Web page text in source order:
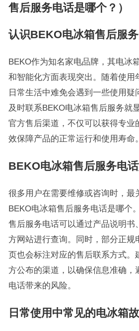
售后服务电话是哪个？）
认识BEKO电冰箱售后服
BEKO作为知名家电品牌，其电冰
和智能化方面表现突出。随着使用
日常生活中难免会遇到一些使用疑
及时联系BEKO电冰箱售后服务就
官方售后渠道，不仅可以获得专业
效保障产品的正常运行和使用寿命。
BEKO电冰箱售后服务电
很多用户在需要维修或咨询时，最
BEKO电冰箱售后服务电话是哪个
售后服务电话可以通过产品说明书
方网站进行查询。同时，部分正规
页也会标注对应的售后联系方式。
方公布的渠道，以确保信息准确，
电话带来的风险。
日常使用中常见的电冰箱